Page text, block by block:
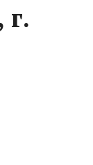
г.